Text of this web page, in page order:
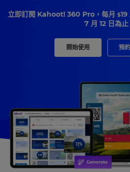
立即訂閱 Kahoot! 360 Pro，每月 $19
7 月 12 日為止
開始使用 預